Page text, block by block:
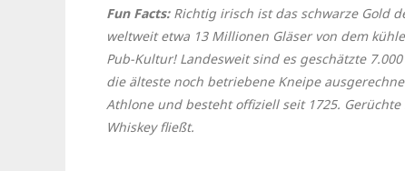
Fun Facts:Richtig irisch ist das schwarze Gold
weltweit etwa 13 Millionen Gläser von dem
Pub-Kultur! Landesweit sind es geschätzte
die älteste noch betriebene Kneipe
Athlone und besteht offiziell seit 1725.
Whiskey fließt.